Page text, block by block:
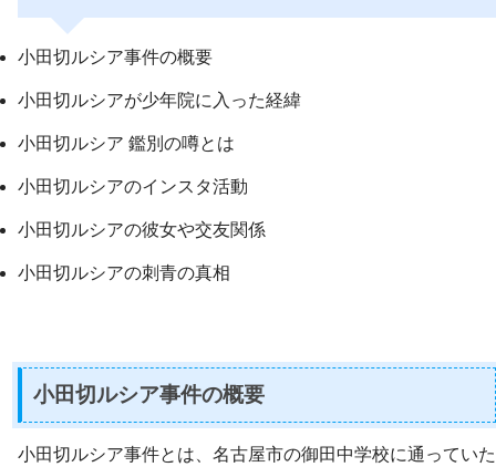
小田切ルシア事件の概要
小田切ルシアが少年院に入った経緯
小田切ルシア 鑑別の噂とは
小田切ルシアのインスタ活動
小田切ルシアの彼女や交友関係
小田切ルシアの刺青の真相
小田切ルシア事件の概要
小田切ルシア事件とは、名古屋市の御田中学校に通っていた